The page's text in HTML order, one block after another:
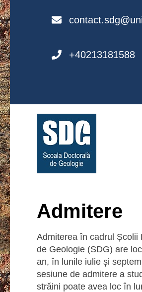
Skip
to
content
+40213181588
de
Admitere
Admiterea în cadrul Școlii
de Geologie (SDG) are
an, în lunile iulie și
sesiune de admitere a
străini poate avea loc în